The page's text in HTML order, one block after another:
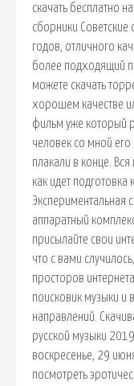
скачать бесплатно
сборники
годов, отличного
более подходящий
можете скачать
хорошем качестве
фильм уже который
человек со мной
плакали в конце. Вся
как идет
Экспериментальная
аппаратный
присылайте свои
что с вами
просторов
поисковик музыки
направлений.
русской музыки
воскресенье, 29
посмотреть